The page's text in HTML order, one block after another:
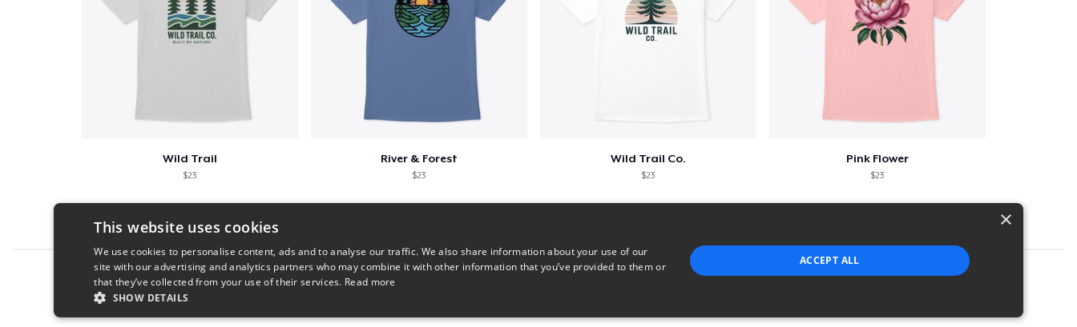
Wild Trail
$23
River & Forest
$23
Wild Trail Co.
$23
Pink Flower
$23
Report this product
×
This website uses cookies
We use cookies to personalise content, ads and to analyse our traffic. We also share information about your use of our
site with our advertising and analytics partners who may combine it with other information that you’ve provided to them or
that they’ve collected from your use of their services. Read more
SHOW DETAILS
ACCEPT ALL